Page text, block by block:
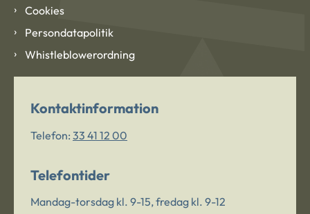
Cookies
Persondatapolitik
Whistleblowerordning
Kontaktinformation
Telefon: 33 41 12 00
Telefontider
Mandag-torsdag kl. 9-15, fredag kl. 9-12